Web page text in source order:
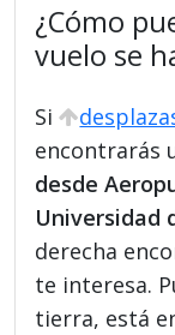
¿Cómo
vuelo se
Si
encontrarás
desde
Universidad
derecha
te interesa.
tierra, está